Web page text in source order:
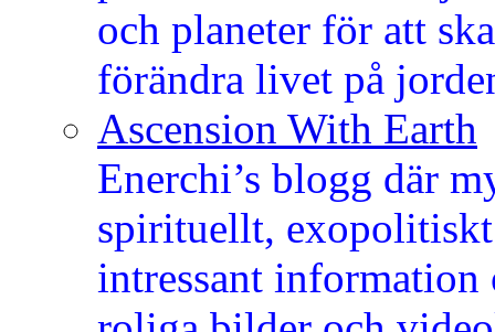
och planeter för att
förändra livet på
Ascension With Earth
Enerchi’s blogg där
spirituellt,
intressant information